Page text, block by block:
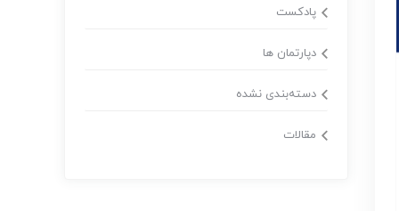
پادکست
دپارتمان ها
دسته‌بندی نشده
مقالات